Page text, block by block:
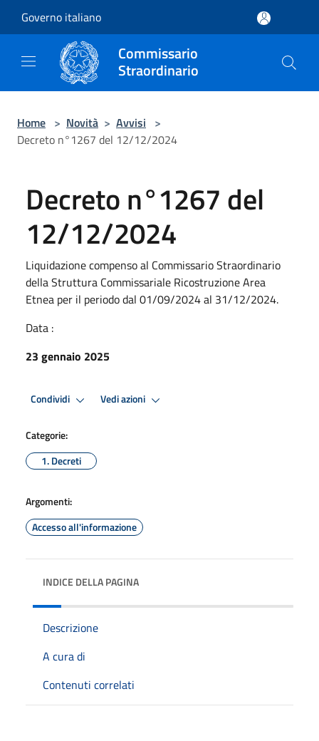
Governo italiano
Commissario
Straordinario
Home > Novità > Avvisi >
Decreto n°1267 del 12/12/2024
Decreto n°1267 del
12/12/2024
Liquidazione compenso al Commissario Straordinario
della Struttura Commissariale Ricostruzione Area
Etnea per il periodo dal 01/09/2024 al 31/12/2024.
Data :
23 gennaio 2025
Condividi Vedi azioni
Categorie:
1. Decreti
Argomenti:
Accesso all'informazione
INDICE DELLA PAGINA
Descrizione
A cura di
Contenuti correlati